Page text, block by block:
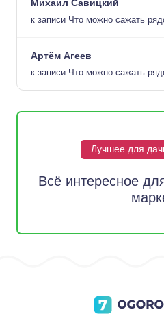
Михаил Савицкий
к записи Что можно сажать
Артём Агеев
к записи Что можно сажать
Лучшее для
Всё интересное